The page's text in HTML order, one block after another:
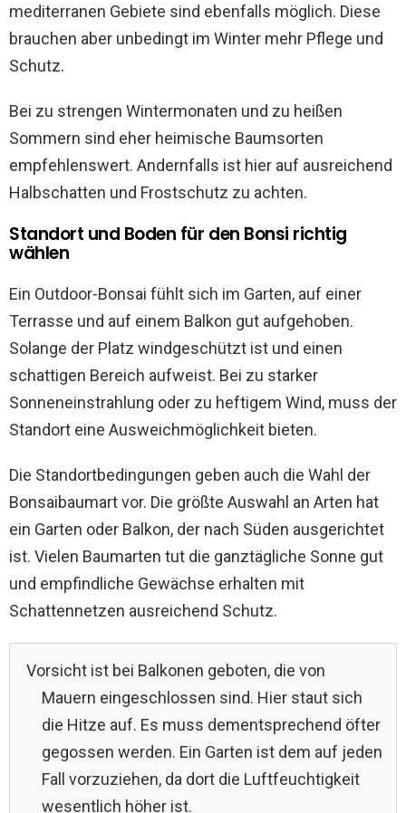
mediterranen Gebiete sind ebenfalls möglich. Diese
brauchen aber unbedingt im Winter mehr Pflege und
Schutz.
Bei zu strengen Wintermonaten und zu heißen
Sommern sind eher heimische Baumsorten
empfehlenswert. Andernfalls ist hier auf ausreichend
Halbschatten und Frostschutz zu achten.
Standort und Boden für den Bonsi richtig
wählen
Ein Outdoor-Bonsai fühlt sich im Garten, auf einer
Terrasse und auf einem Balkon gut aufgehoben.
Solange der Platz windgeschützt ist und einen
schattigen Bereich aufweist. Bei zu starker
Sonneneinstrahlung oder zu heftigem Wind, muss der
Standort eine Ausweichmöglichkeit bieten.
Die Standortbedingungen geben auch die Wahl der
Bonsaibaumart vor. Die größte Auswahl an Arten hat
ein Garten oder Balkon, der nach Süden ausgerichtet
ist. Vielen Baumarten tut die ganztägliche Sonne gut
und empfindliche Gewächse erhalten mit
Schattennetzen ausreichend Schutz.
Vorsicht ist bei Balkonen geboten, die von
Mauern eingeschlossen sind. Hier staut sich
die Hitze auf. Es muss dementsprechend öfter
gegossen werden. Ein Garten ist dem auf jeden
Fall vorzuziehen, da dort die Luftfeuchtigkeit
wesentlich höher ist.